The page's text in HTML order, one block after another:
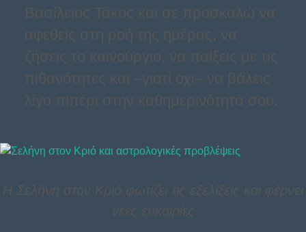
Βασίλειος Τάκος και σε προσκαλώ να
αφεθείς στη ροή της ημέρας, να
ζήσεις το καινούργιο, να παίξεις με τις
πιθανότητες και –γιατί όχι– να βάλεις
λίγο πιπέρι στην καθημερινότητά σου.
Η Σελήνη στον Κριό φωτίζει τις εξελίξεις και φέρνει
νέες ευκαιρίες